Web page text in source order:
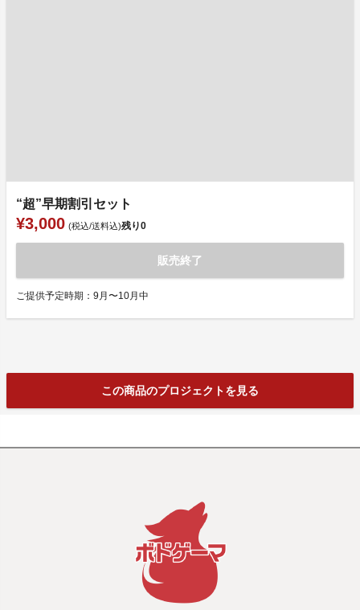
“超”早期割引セット
¥3,000 (税込/送料込)残り0
販売終了
ご提供予定時期：9月〜10月中
この商品のプロジェクトを見る